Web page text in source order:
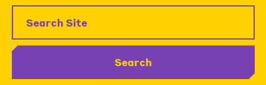
Search